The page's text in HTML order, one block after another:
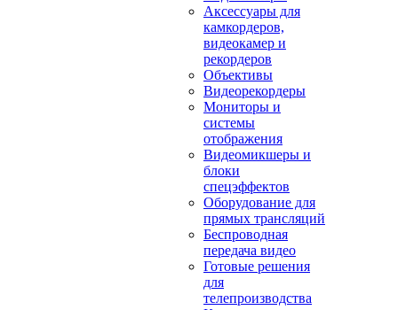
Аксессуары для
камкордеров,
видеокамер и
рекордеров
Объективы
Видеорекордеры
Мониторы и
системы
отображения
Видеомикшеры и
блоки
спецэффектов
Оборудование для
прямых трансляций
Беспроводная
передача видео
Готовые решения
для
телепроизводства